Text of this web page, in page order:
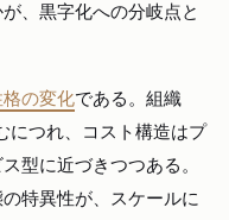
、黒字化への分岐点と
格の変化である。組織
につれ、コスト構造はプ
型に近づきつつある。
特異性が、スケールに